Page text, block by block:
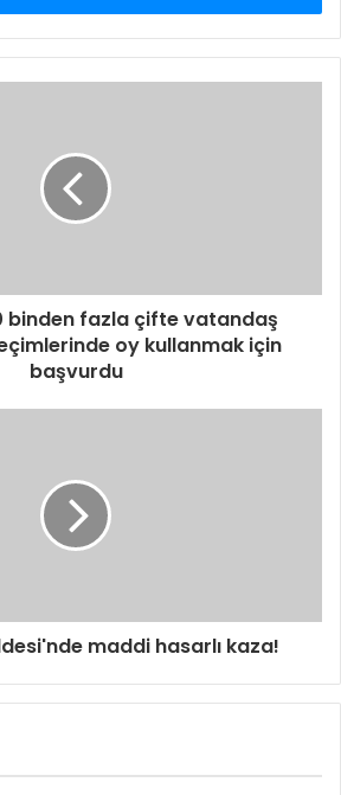
binden fazla çifte vatandaş
oy kullanmak için
başvurdu
maddi hasarlı kaza!